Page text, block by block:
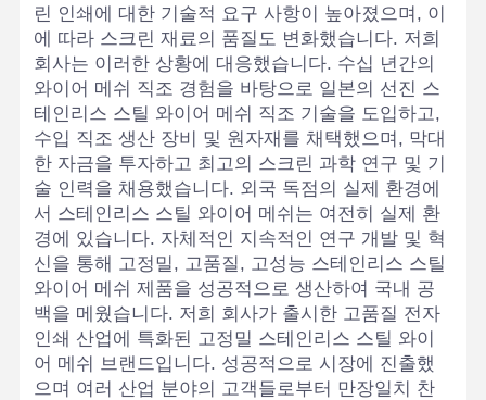
린 인쇄에 대한 기술적 요구 사항이 높아졌으며, 이
에 따라 스크린 재료의 품질도 변화했습니다. 저희
회사는 이러한 상황에 대응했습니다. 수십 년간의
와이어 메쉬 직조 경험을 바탕으로 일본의 선진 스
테인리스 스틸 와이어 메쉬 직조 기술을 도입하고,
수입 직조 생산 장비 및 원자재를 채택했으며, 막대
한 자금을 투자하고 최고의 스크린 과학 연구 및 기
술 인력을 채용했습니다. 외국 독점의 실제 환경에
서 스테인리스 스틸 와이어 메쉬는 여전히 실제 환
경에 있습니다. 자체적인 지속적인 연구 개발 및 혁
신을 통해 고정밀, 고품질, 고성능 스테인리스 스틸
와이어 메쉬 제품을 성공적으로 생산하여 국내 공
백을 메웠습니다. 저희 회사가 출시한 고품질 전자
인쇄 산업에 특화된 고정밀 스테인리스 스틸 와이
어 메쉬 브랜드입니다. 성공적으로 시장에 진출했
으며 여러 산업 분야의 고객들로부터 만장일치 찬